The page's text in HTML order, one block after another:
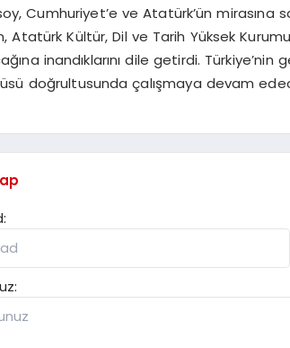
Cumhuriyet’e ve Atatürk’ün mirasına
Atatürk Kültür, Dil ve Tarih Yüksek
inandıklarını dile getirdi.
doğrultusunda çalışmaya devam